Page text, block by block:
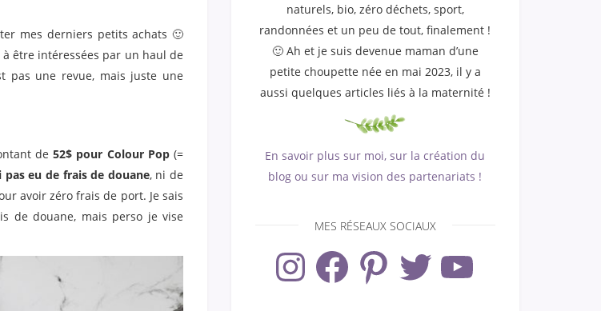
mes derniers petits achats 🙂
à être intéressées par un haul de
pas une revue, mais juste une
de52$ pour Colour Pop(=
pas eu de frais de douane, ni de
avoir zéro frais de port. Je sais
de douane, mais perso je vise
naturels, bio, zéro déchets, sport,
randonnées et un peu de tout, finalement !
🙂 Ah et je suis devenue maman d’une
petite choupette née en mai 2023, il y a
aussi quelques articles liés à la maternité !
En savoir plus sur moi, sur la création du
blog ou sur ma vision des partenariats !
MES RÉSEAUX SOCIAUX
InstagramFacebook PinterestTwitter YouTube